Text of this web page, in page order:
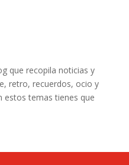
que recopila noticias y
retro, recuerdos, ocio y
estos temas tienes que